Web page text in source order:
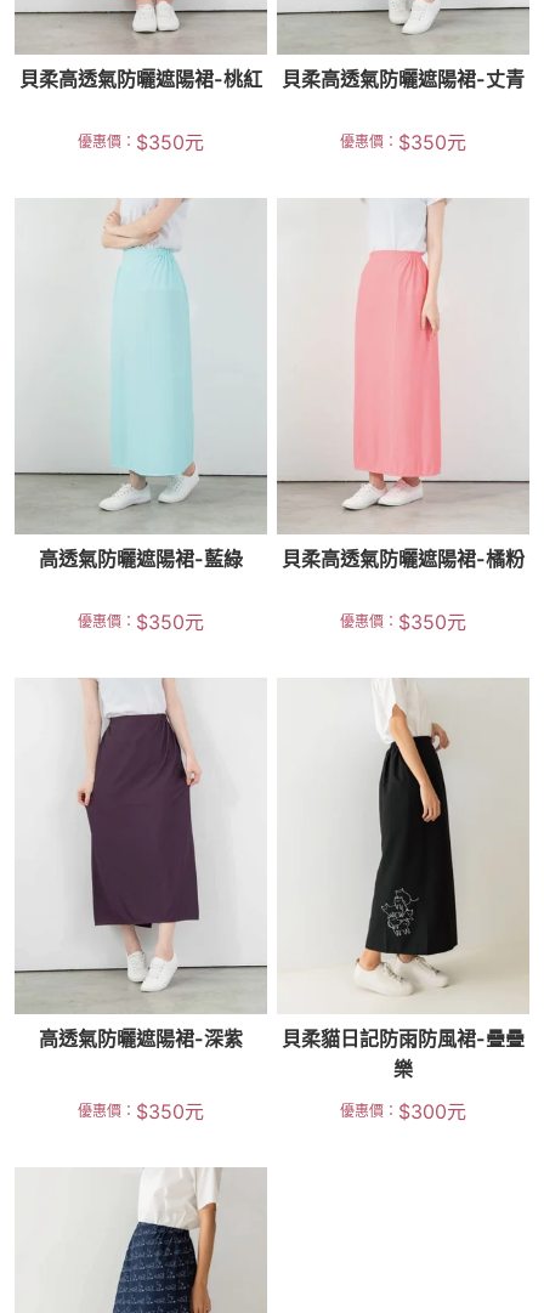
貝柔高透氣防曬遮陽裙-桃紅
優惠價： $350元
貝柔高透氣防曬遮陽裙-丈青
優惠價： $350元
高透氣防曬遮陽裙-藍綠
優惠價： $350元
貝柔高透氣防曬遮陽裙-橘粉
優惠價： $350元
高透氣防曬遮陽裙-深紫
優惠價： $350元
貝柔貓日記防雨防風裙-疊疊
樂
優惠價： $300元